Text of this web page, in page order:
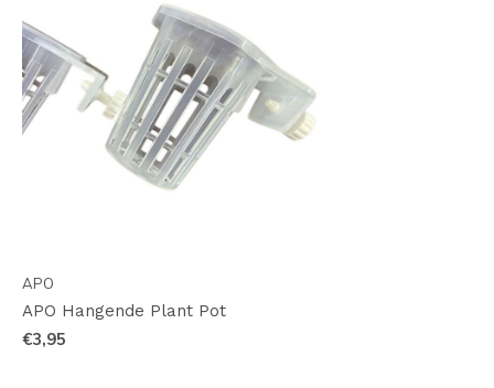
APO
APO Hangende Plant Pot
€3,95